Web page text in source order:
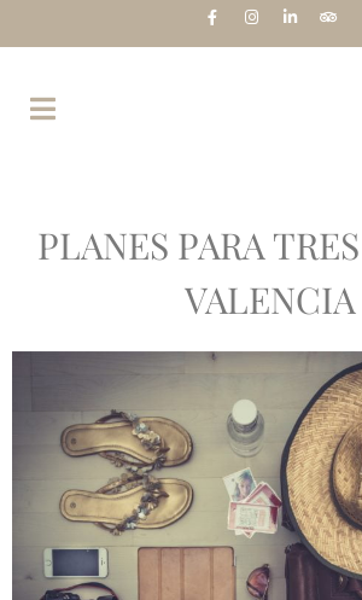
PLANES PARA
VALENCIA